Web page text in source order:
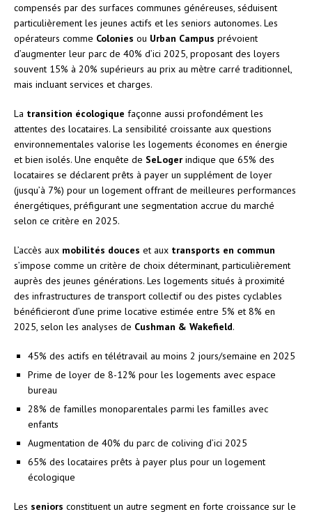
compensés par des surfaces communes généreuses, séduisent
particulièrement les jeunes actifs et les seniors autonomes. Les
opérateurs comme Colonies ou Urban Campus prévoient
d’augmenter leur parc de 40% d’ici 2025, proposant des loyers
souvent 15% à 20% supérieurs au prix au mètre carré traditionnel,
mais incluant services et charges.
La transition écologique façonne aussi profondément les
attentes des locataires. La sensibilité croissante aux questions
environnementales valorise les logements économes en énergie
et bien isolés. Une enquête de SeLoger indique que 65% des
locataires se déclarent prêts à payer un supplément de loyer
(jusqu’à 7%) pour un logement offrant de meilleures performances
énergétiques, préfigurant une segmentation accrue du marché
selon ce critère en 2025.
L’accès aux mobilités douces et aux transports en commun
s’impose comme un critère de choix déterminant, particulièrement
auprès des jeunes générations. Les logements situés à proximité
des infrastructures de transport collectif ou des pistes cyclables
bénéficieront d’une prime locative estimée entre 5% et 8% en
2025, selon les analyses de Cushman & Wakefield.
45% des actifs en télétravail au moins 2 jours/semaine en 2025
Prime de loyer de 8-12% pour les logements avec espace
bureau
28% de familles monoparentales parmi les familles avec
enfants
Augmentation de 40% du parc de coliving d’ici 2025
65% des locataires prêts à payer plus pour un logement
écologique
Les seniors constituent un autre segment en forte croissance sur le